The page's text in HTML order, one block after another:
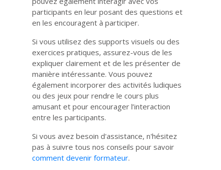
participants en leur posant des questions et
en les encouragent à participer.
Si vous utilisez des supports visuels ou des
exercices pratiques, assurez-vous de les
expliquer clairement et de les présenter de
manière intéressante. Vous pouvez
également incorporer des activités ludiques
ou des jeux pour rendre le cours plus
amusant et pour encourager l’interaction
entre les participants.
Si vous avez besoin d'assistance, n'hésitez
pas à suivre tous nos conseils pour savoir
comment devenir formateur.